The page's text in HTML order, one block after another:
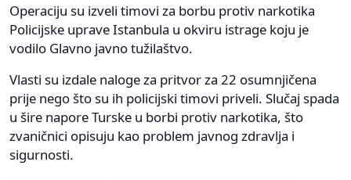
Operaciju su izveli timovi za borbu protiv narkotika
Policijske uprave Istanbula u okviru istrage koju je
vodilo Glavno javno tužilaštvo.
Vlasti su izdale naloge za pritvor za 22 osumnjičena
prije nego što su ih policijski timovi priveli. Slučaj spada
u šire napore Turske u borbi protiv narkotika, što
zvaničnici opisuju kao problem javnog zdravlja i
sigurnosti.